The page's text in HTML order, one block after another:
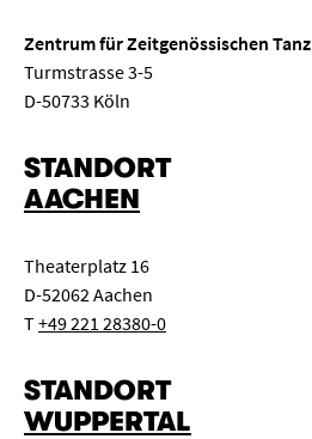
Zentrum für Zeitgenössischen Tanz
Turmstrasse 3-5
D-50733 Köln
STANDORT
AACHEN
Theaterplatz 16
D-52062 Aachen
T+49 221 28380-0
STANDORT
WUPPERTAL